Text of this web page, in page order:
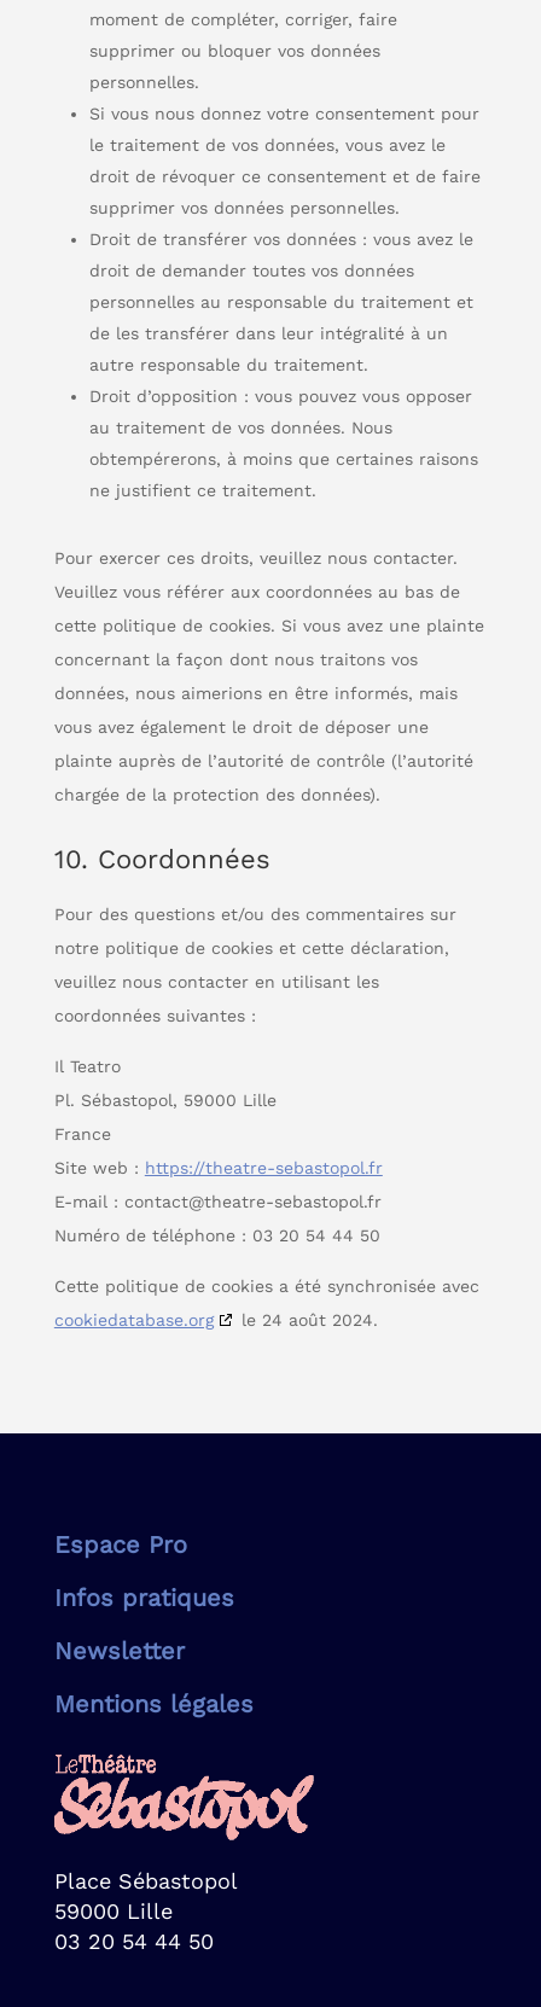
moment de compléter, corriger, faire
supprimer ou bloquer vos données
personnelles.
Si vous nous donnez votre consentement pour
le traitement de vos données, vous avez le
droit de révoquer ce consentement et de faire
supprimer vos données personnelles.
Droit de transférer vos données : vous avez le
droit de demander toutes vos données
personnelles au responsable du traitement et
de les transférer dans leur intégralité à un
autre responsable du traitement.
Droit d’opposition : vous pouvez vous opposer
au traitement de vos données. Nous
obtempérerons, à moins que certaines raisons
ne justifient ce traitement.
Pour exercer ces droits, veuillez nous contacter.
Veuillez vous référer aux coordonnées au bas de
cette politique de cookies. Si vous avez une plainte
concernant la façon dont nous traitons vos
données, nous aimerions en être informés, mais
vous avez également le droit de déposer une
plainte auprès de l’autorité de contrôle (l’autorité
chargée de la protection des données).
10. Coordonnées
Pour des questions et/ou des commentaires sur
notre politique de cookies et cette déclaration,
veuillez nous contacter en utilisant les
coordonnées suivantes :
Il Teatro
Pl. Sébastopol, 59000 Lille
France
Site web : https://theatre-sebastopol.fr
E-mail : contact@theatre-sebastopol.fr
Numéro de téléphone : 03 20 54 44 50
Cette politique de cookies a été synchronisée avec
cookiedatabase.org
le 24 août 2024.
Espace Pro
Infos pratiques
Newsletter
Mentions légales
Place Sébastopol
59000 Lille
03 20 54 44 50